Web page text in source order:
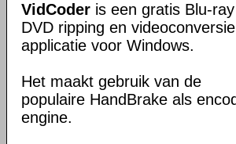
VidCoder is een gratis Blu-
DVD ripping en videoconversie
applicatie voor Windows.
Het maakt gebruik van de
populaire HandBrake als
engine.